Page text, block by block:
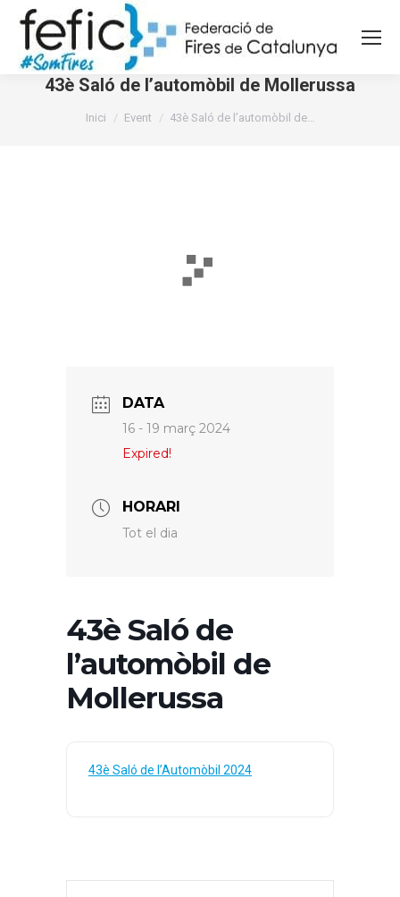
43è Saló de l’automòbil de Mollerussa
You are here:
Inici Event 43è Saló de l’automòbil de…
DATA
16 - 19 març 2024
Expired!
HORARI
Tot el dia
43è Saló de
l’automòbil de
Mollerussa
43è Saló de l’Automòbil 2024